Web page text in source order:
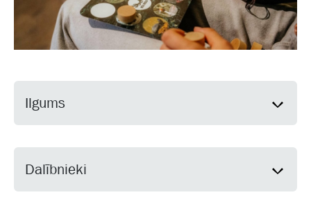
Ilgums
Dalībnieki